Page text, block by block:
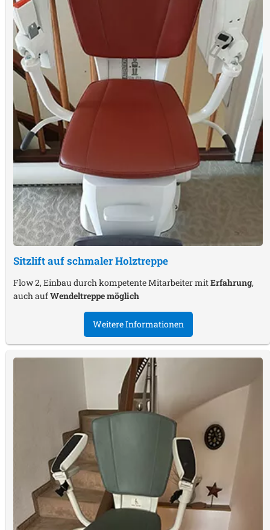
Sitzlift auf schmaler Holztreppe
Flow 2, Einbau durch kompetente Mitarbeiter mitErfahrung,
auch aufWendeltreppe möglich
Weitere Informationen